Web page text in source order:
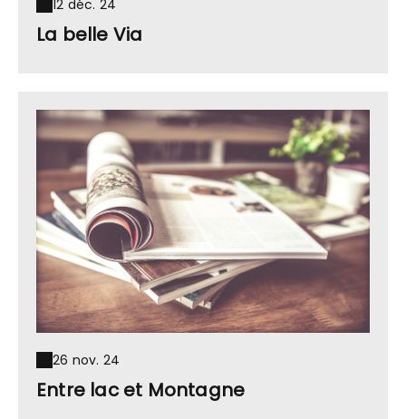
12 déc. 24
La belle Via
26 nov. 24
Entre lac et Montagne